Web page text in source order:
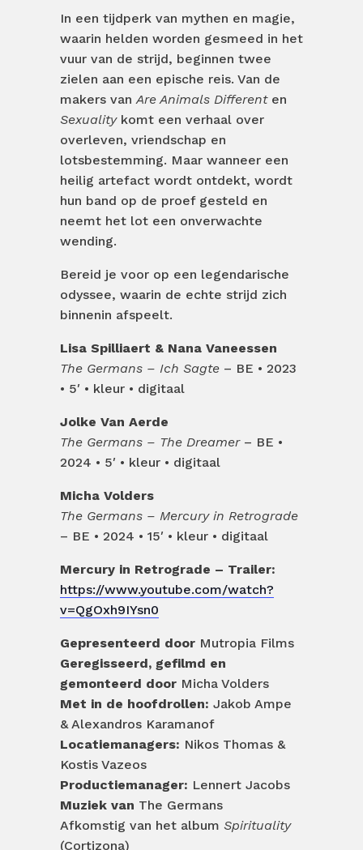
In een tijdperk van mythen en magie,
waarin helden worden gesmeed in het
vuur van de strijd, beginnen twee
zielen aan een epische reis. Van de
makers vanAre Animals Differenten
Sexualitykomt een verhaal over
overleven, vriendschap en
lotsbestemming. Maar wanneer een
heilig artefact wordt ontdekt, wordt
hun band op de proef gesteld en
neemt het lot een onverwachte
wending.
Bereid je voor op een legendarische
odyssee, waarin de echte strijd zich
binnenin afspeelt.
Lisa Spilliaert & Nana Vaneessen
The Germans – Ich Sagte – BE • 2023
• 5′ • kleur • digitaal
Jolke Van Aerde
The Germans – The Dreamer– BE •
2024 • 5′ • kleur • digitaal
Micha Volders
The Germans – Mercury in Retrograde
– BE • 2024 • 15′ • kleur • digitaal
Mercury in Retrograde – Trailer:
https://www.youtube.com/watch?
v=QgOxh9IYsn0
Gepresenteerd door Mutropia Films
Geregisseerd, gefilmd en
gemonteerd door Micha Volders
Met in de hoofdrollen: Jakob Ampe
& Alexandros Karamanof
Locatiemanagers: Nikos Thomas &
Kostis Vazeos
Productiemanager: Lennert Jacobs
Muziek van The Germans
Afkomstig van het album Spirituality
(Cortizona)